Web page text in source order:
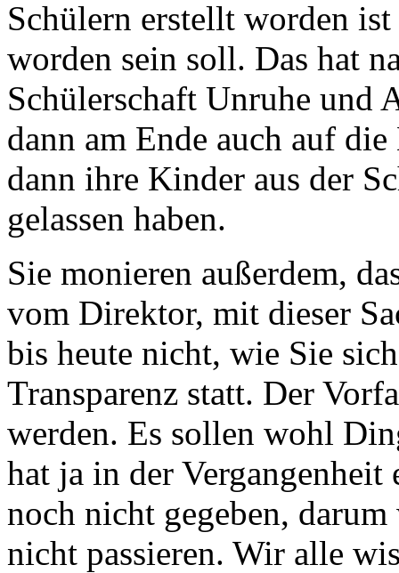
Schülern erstellt worden
worden sein soll. Das hat
Schülerschaft Unruhe und
dann am Ende auch auf
dann ihre Kinder aus der
gelassen haben.
Sie monieren außerdem,
vom Direktor, mit dieser
bis heute nicht, wie Sie
Transparenz statt. Der
werden. Es sollen wohl
hat ja in der Vergangenheit
noch nicht gegeben,
nicht passieren. Wir alle